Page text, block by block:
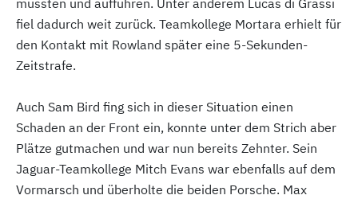
fiel dadurch weit zurück. Teamkollege Mortara erhielt für
den Kontakt mit Rowland später eine 5-Sekunden-
Zeitstrafe.
Auch Sam Bird fing sich in dieser Situation einen
Schaden an der Front ein, konnte unter dem Strich aber
Plätze gutmachen und war nun bereits Zehnter. Sein
Jaguar-Teamkollege Mitch Evans war ebenfalls auf dem
Vormarsch und überholte die beiden Porsche. Max